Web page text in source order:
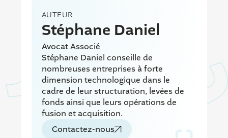
AUTEUR
Stéphane Daniel
Avocat Associé
Stéphane Daniel conseille de
nombreuses entreprises à forte
dimension technologique dans le
cadre de leur structuration, levées de
fonds ainsi que leurs opérations de
fusion et acquisition.
Contactez-nous